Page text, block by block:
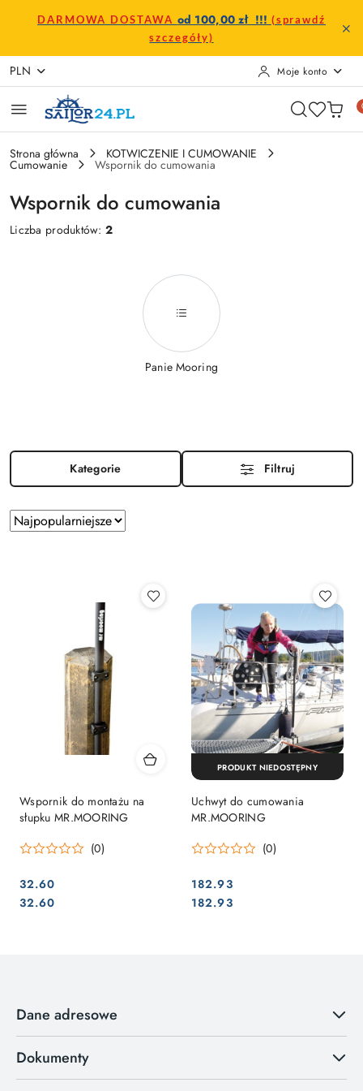
Przejdź do treści głównej
Przejdź do wyszukiwarki
Przejdź do moje konto
Przejdź do menu głównego
Przejdź do stopki
DARMOWA DOSTAWA od 100,00 zł !!! (sprawdź
szczegóły)
PLN Moje konto
Strona główna KOTWICZENIE I CUMOWANIE
Cumowanie Wspornik do cumowania
Wspornik do cumowania
Liczba produktów:2
Panie Mooring
Kategorie Filtruj
Zastosowano
sortowanie:
Sortuj
według
Wspornik do montażu na
słupku MR.MOORING
(0)
Cena:
32.60
Cena:
32.60
Uchwyt do cumowania
MR.MOORING
(0)
Cena:
182.93
Cena:
182.93
PRODUKT NIEDOSTĘPNY
Dane adresowe
Dokumenty